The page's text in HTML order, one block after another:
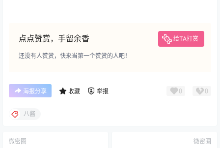
点点赞赏，手留余香 给TA打赏
还没有人赞赏，快来当第一个赞赏的人吧！
海报分享 收藏 举报 0 0
八酱
微密圈 微密圈